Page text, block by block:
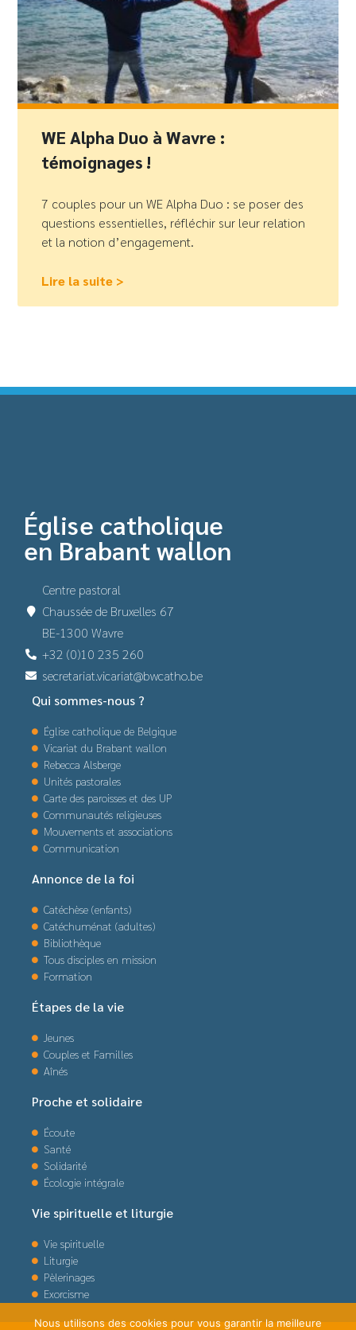
WE Alpha Duo à Wavre :
témoignages !
7 couples pour un WE Alpha Duo : se poser des
questions essentielles, réfléchir sur leur relation
et la notion d’engagement.
Lire la suite >
Église catholique
en Brabant wallon
Centre pastoral
Chaussée de Bruxelles 67
BE-1300 Wavre
+32 (0)10 235 260
secretariat.vicariat@bwcatho.be
Qui sommes-nous ?
Église catholique de Belgique
Vicariat du Brabant wallon
Rebecca Alsberge
Unités pastorales
Carte des paroisses et des UP
Communautés religieuses
Mouvements et associations
Communication
Annonce de la foi
Catéchèse (enfants)
Catéchuménat (adultes)
Bibliothèque
Tous disciples en mission
Formation
Étapes de la vie
Jeunes
Couples et Familles
Aînés
Proche et solidaire
Écoute
Santé
Solidarité
Écologie intégrale
Vie spirituelle et liturgie
Vie spirituelle
Liturgie
Pèlerinages
Exorcisme
Nous utilisons des cookies pour vous garantir la meilleure